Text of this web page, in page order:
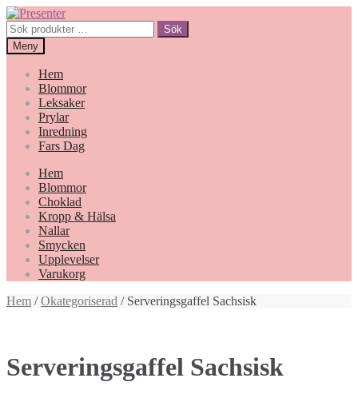
Hoppa
till
navigering
Gå
till
innehåll
Sök
efter:
Sök
Meny
Hem
Blommor
Leksaker
Prylar
Inredning
Fars Dag
Hem
Blommor
Choklad
Kropp & Hälsa
Nallar
Smycken
Upplevelser
Varukorg
Hem /Okategoriserad / Serveringsgaffel Sachsisk
Serveringsgaffel Sachsisk